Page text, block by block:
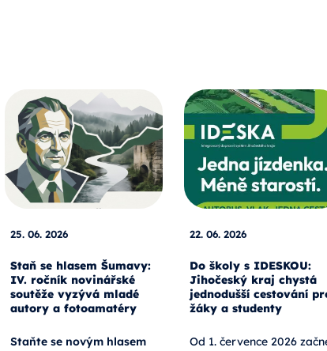
25. 06. 2026
Staň se hlasem Šumavy:
IV. ročník novinářské
soutěže vyzývá mladé
autory a fotoamatéry
Staňte se novým hlasem
22. 06. 2026
Do školy s IDESKOU:
Jihočeský kraj chystá
jednodušší cestování
žáky a studenty
Od 1. července 2026